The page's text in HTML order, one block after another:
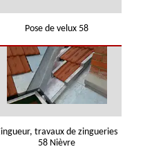
Pose de velux 58
travaux de zingueries
58 Nièvre